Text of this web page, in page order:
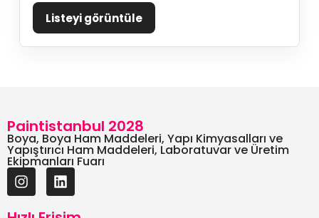
Listeyi görüntüle
Paintistanbul 2028
Boya, Boya Ham Maddeleri, Yapı Kimyasalları ve
Yapıştırıcı Ham Maddeleri, Laboratuvar ve Üretim
Ekipmanları Fuarı